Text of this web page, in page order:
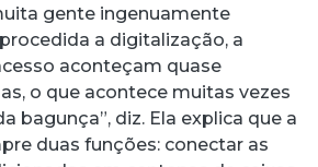
gente ingenuamente
a digitalização, a
aconteçam quase
o que acontece muitas vezes
bagunça”, diz. Ela explica que a
duas funções: conectar as